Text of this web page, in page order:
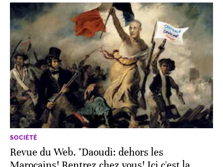
SOCIÉTÉ
Revue du Web. "Daoudi: dehors les